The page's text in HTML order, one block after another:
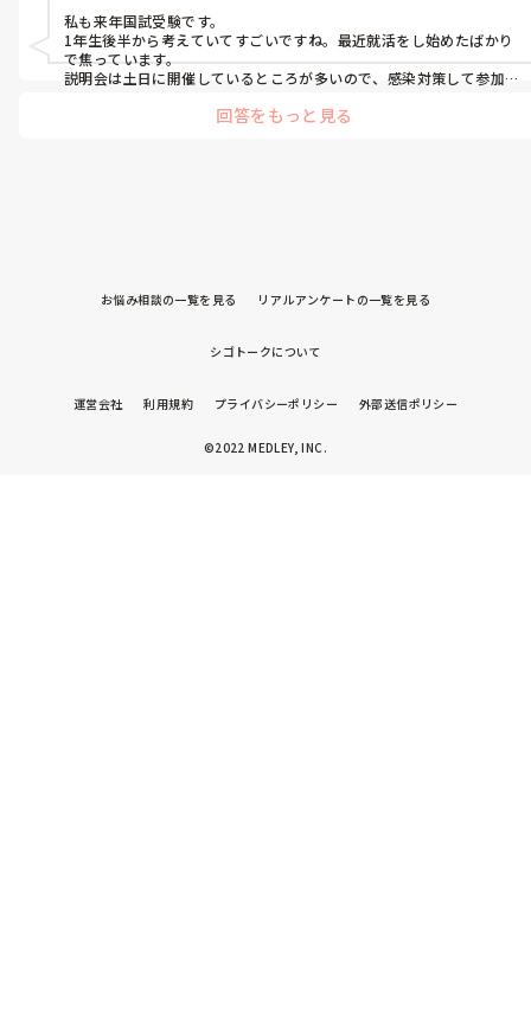
私も来年国試受験です。
1年生後半から考えていてすごいですね。最近就活をし始めたばかり
で焦っています。
説明会は土日に開催しているところが多いので、感染対策して参加
回答をもっと見る
お悩み相談の一覧を見る リアルアンケートの一覧を見る
シゴトークについて
運営会社 利用規約 プライバシーポリシー 外部送信ポリシー
©2022 MEDLEY, INC.